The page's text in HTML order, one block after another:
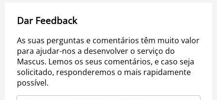
Dar Feedback
As suas perguntas e comentários têm muito valor
para ajudar-nos a desenvolver o serviço do
Mascus. Lemos os seus comentários, e caso seja
solicitado, responderemos o mais rapidamente
possível.